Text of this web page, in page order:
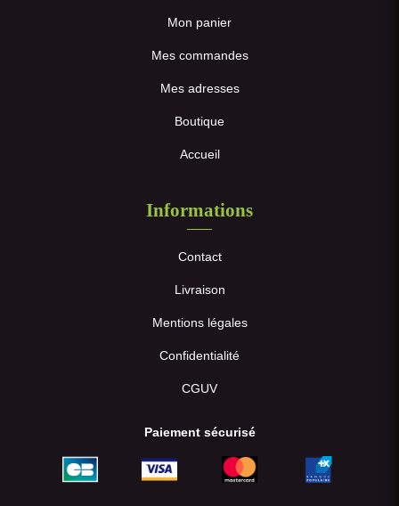
Mon panier
Mes commandes
Mes adresses
Boutique
Accueil
Informations
Contact
Livraison
Mentions légales
Confidentialité
CGUV
Paiement sécurisé